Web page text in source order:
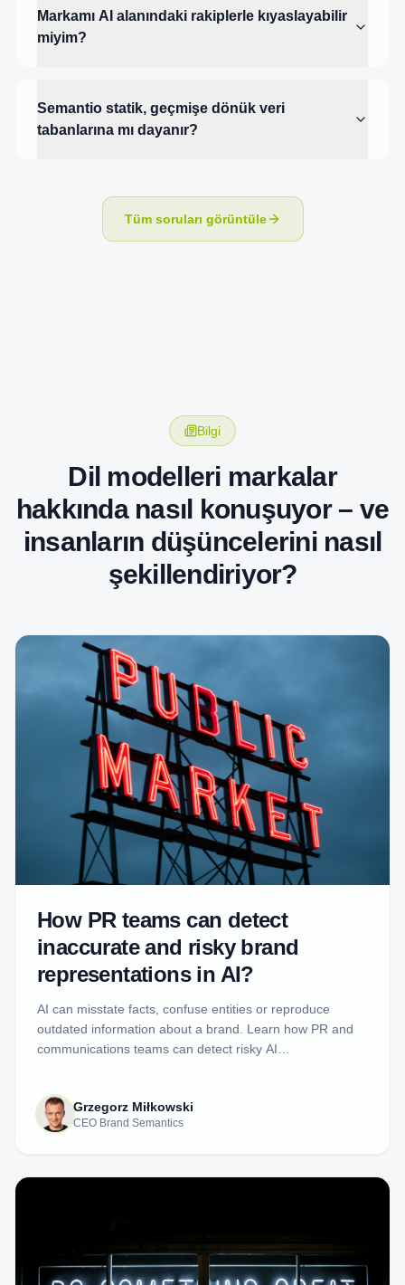
Markamı AI alanındaki rakiplerle kıyaslayabilir
miyim?
Semantio statik, geçmişe dönük veri
tabanlarına mı dayanır?
Tüm soruları görüntüle
Bilgi
Dil modelleri markalar
hakkında nasıl konuşuyor – ve
insanların düşüncelerini nasıl
şekillendiriyor?
How PR teams can detect
inaccurate and risky brand
representations in AI?
AI can misstate facts, confuse entities or reproduce
outdated information about a brand. Learn how PR and
communications teams can detect risky AI
Grzegorz Miłkowski
CEO Brand Semantics